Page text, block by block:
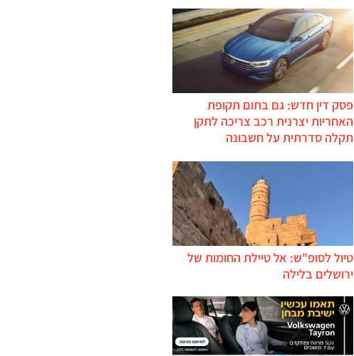
פסק דין חדש: גם בתום תקופת
האחריות יצרנית רכב צריכה לתקן
תקלה סדרתית על חשבונה
טיול לסופ"ש: אל טיילת החומות של
ירושלים בלילה